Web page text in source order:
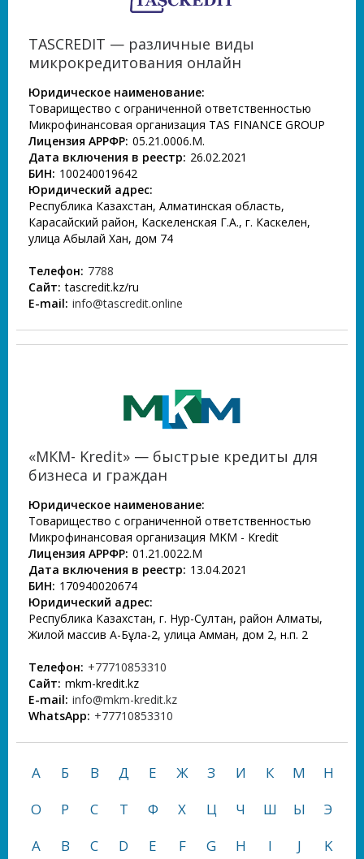
TASCREDIT — различные виды
микрокредитования онлайн
Юридическое наименование:
Товарищество с ограниченной ответственностью
Микрофинансовая организация TAS FINANCE GROUP
Лицензия АРРФР: 05.21.0006.М.
Дата включения в реестр: 26.02.2021
БИН: 100240019642
Юридический адрес:
Республика Казахстан, Алматинская область,
Карасайский район, Каскеленская Г.А., г. Каскелен,
улица Абылай Хан, дом 74
Телефон: 7788
Сайт: tascredit.kz/ru
E-mail: info@tascredit.online
«МКМ- Kredit» — быстрые кредиты для
бизнеса и граждан
Юридическое наименование:
Товарищество с ограниченной ответственностью
Микрофинансовая организация MKM - Kredit
Лицензия АРРФР: 01.21.0022.М
Дата включения в реестр: 13.04.2021
БИН: 170940020674
Юридический адрес:
Республика Казахстан, г. Нур-Султан, район Алматы,
Жилой массив Ақ-Бұлақ-2, улица Амман, дом 2, н.п. 2
Телефон: +77710853310
Сайт: mkm-kredit.kz
E-mail: info@mkm-kredit.kz
WhatsApp: +77710853310
А Б В Д Е Ж З И К М
Н
О
Р С Т Ф Х Ц Ч Ш Ы
Э
A
B C D E F G H I J
K